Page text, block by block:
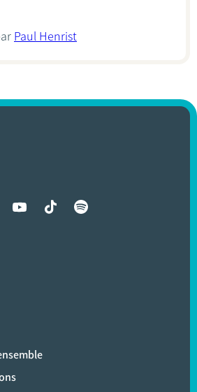
Paul Henrist
les réseaux